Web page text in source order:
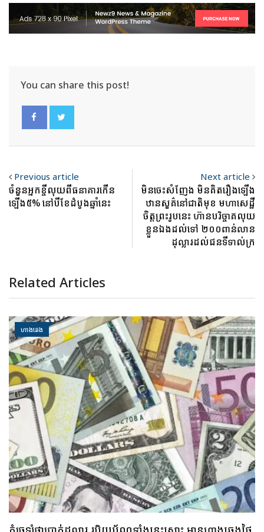
You can share this post!
Previous article
ចំនួនអ្នកខ្ចីលុយពីធនាគារកើន
ឡើង៥% នៅបីខែដំបូងឆ្នាំនេះ
Next article
មិនចេះសំញែង មិនគិតរឿងឡើង
ឋានសួគ៌នៅជាតិមុខ មហាសេដ្ឋី
ចិត្តព្រះរូបនេះ ហ៊ានបរិច្ចាគលុយ
ខ្លួនឯងដល់ទៅ ២០០ពាន់លាន
ដុល្លារដល់ជនទីទាល់ក្រ
Related Articles
ហាងឆេង